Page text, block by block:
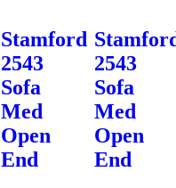
Stamford
2543
Sofa
Med
Open
End
2543
Sofa
Med
Open
End